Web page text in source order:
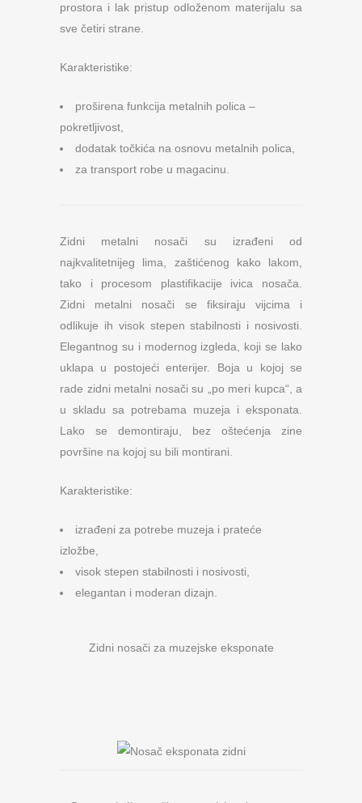
prostora i lak pristup odloženom materijalu sa
sve četiri strane.
Karakteristike:
proširena funkcija metalnih polica –
pokretljivost,
dodatak točkića na osnovu metalnih polica,
za transport robe u magacinu.
Zidni metalni nosači su izrađeni od
najkvalitetnijeg lima, zaštićenog kako lakom,
tako i procesom plastifikacije ivica nosača.
Zidni metalni nosači se fiksiraju vijcima i
odlikuje ih visok stepen stabilnosti i nosivosti.
Elegantnog su i modernog izgleda, koji se lako
uklapa u postojeći enterijer. Boja u kojoj se
rade zidni metalni nosači su „po meri kupca“, a
u skladu sa potrebama muzeja i eksponata.
Lako se demontiraju, bez oštećenja zine
površine na kojoj su bili montirani.
Karakteristike:
izrađeni za potrebe muzeja i prateće
izložbe,
visok stepen stabilnosti i nosivosti,
elegantan i moderan dizajn.
Zidni nosači za muzejske eksponate